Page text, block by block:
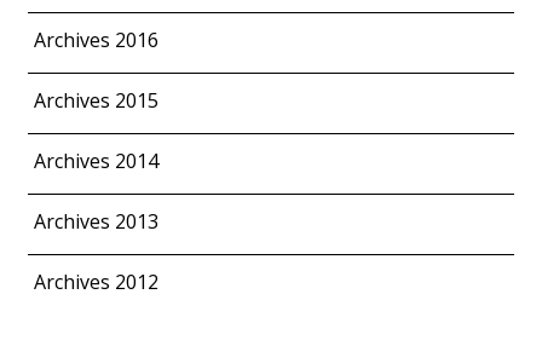
Archives 2016
Archives 2015
Archives 2014
Archives 2013
Archives 2012